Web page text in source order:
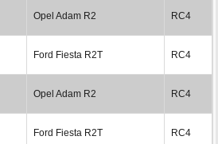
Opel Adam R2 RC4
Ford Fiesta R2T RC4
Opel Adam R2 RC4
Ford Fiesta R2T RC4